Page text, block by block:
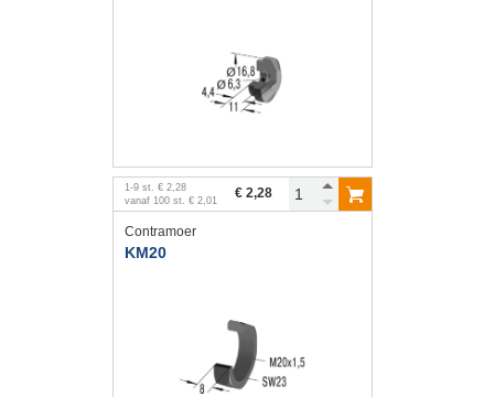
1 -9 st. € 2,28
vanaf 100 st. € 2,01 € 2,28
Contramoer
KM20